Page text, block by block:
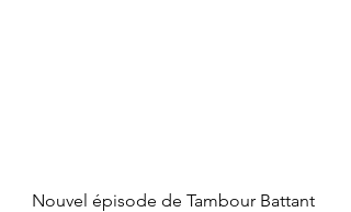
Nouvel épisode de Tambour Battant